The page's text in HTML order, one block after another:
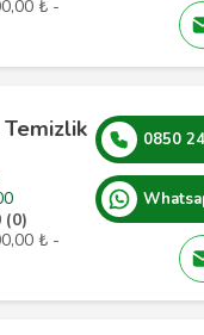
₺ -
(0)
₺ -
0850